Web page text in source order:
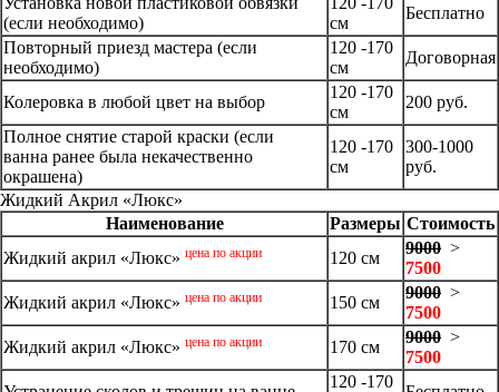
(если необходимо)
см
Бесплатно
Повторный приезд мастера (если
необходимо)
120 -170
см
Договорная
Колеровка в любой цвет на выбор
120 -170
см
200 руб.
Полное снятие старой краски (если
ванна ранее была некачественно
окрашена)
120 -170
см
300-1000
руб.
Жидкий Акрил «Люкс»
Наименование
Размеры Стоимость
Жидкий акрил «Люкс» цена по акции 120 см
9000 >
7500
Жидкий акрил «Люкс» цена по акции 150 см
9000 >
7500
Жидкий акрил «Люкс» цена по акции 170 см
9000 >
7500
120 -170